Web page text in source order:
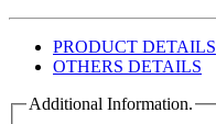
PRODUCT DETAILS
OTHERS DETAILS
Additional Information.